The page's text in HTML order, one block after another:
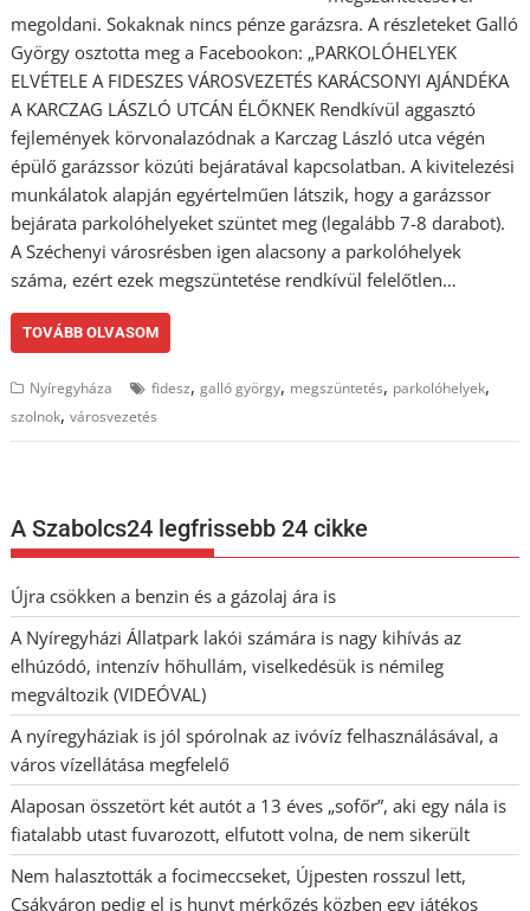
megoldani. Sokaknak nincs pénze garázsra. A részleteket Galló
György osztotta meg a Facebookon: „PARKOLÓHELYEK
ELVÉTELE A FIDESZES VÁROSVEZETÉS KARÁCSONYI AJÁNDÉKA
A KARCZAG LÁSZLÓ UTCÁN ÉLŐKNEK Rendkívül aggasztó
fejlemények körvonalazódnak a Karczag László utca végén
épülő garázssor közúti bejáratával kapcsolatban. A kivitelezési
munkálatok alapján egyértelműen látszik, hogy a garázssor
bejárata parkolóhelyeket szüntet meg (legalább 7-8 darabot).
A Széchenyi városrésben igen alacsony a parkolóhelyek
száma, ezért ezek megszüntetése rendkívül felelőtlen…
TOVÁBB OLVASOM
Nyíregyháza fidesz,galló györgy, megszüntetés, parkolóhelyek,
szolnok,városvezetés
A Szabolcs24 legfrissebb 24 cikke
Újra csökken a benzin és a gázolaj ára is
A Nyíregyházi Állatpark lakói számára is nagy kihívás az
elhúzódó, intenzív hőhullám, viselkedésük is némileg
megváltozik (VIDEÓVAL)
A nyíregyháziak is jól spórolnak az ivóvíz felhasználásával, a
város vízellátása megfelelő
Alaposan összetört két autót a 13 éves „sofőr”, aki egy nála is
fiatalabb utast fuvarozott, elfutott volna, de nem sikerült
Nem halasztották a focimeccseket, Újpesten rosszul lett,
Csákváron pedig el is hunyt mérkőzés közben egy játékos